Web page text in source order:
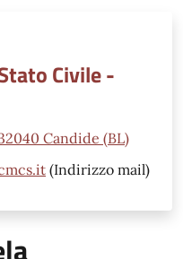
Civile -
Candide (BL)
(Indirizzo mail)